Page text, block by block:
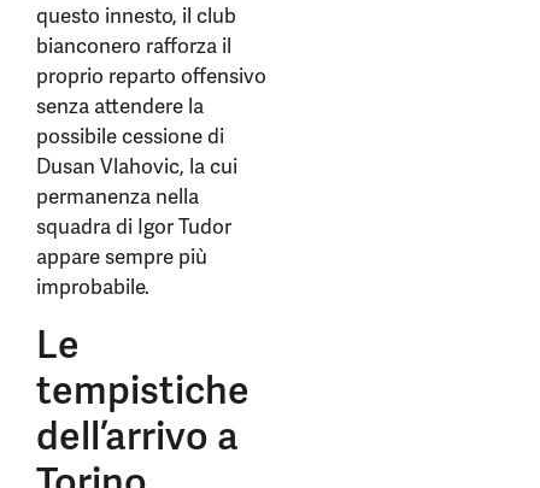
questo innesto, il club
bianconero rafforza il
proprio reparto offensivo
senza attendere la
possibile cessione di
Dusan Vlahovic, la cui
permanenza nella
squadra di Igor Tudor
appare sempre più
improbabile.
Le
tempistiche
dell’arrivo a